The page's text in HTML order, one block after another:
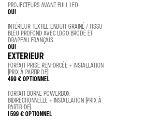
PROJECTEURS AVANT FULL LED
OUI
INTÉRIEUR TEXTILE ENDUIT GRAINÉ / TISSU
BLEU PROFOND AVEC LOGO BRODÉ ET
DRAPEAU FRANÇAIS
OUI
EXTERIEUR
FORFAIT PRISE RENFORCÉE + INSTALLATION
(PRIX À PARTIR DE)
499 €OPTIONNEL
FORFAIT BORNE POWERBOX
BIDIRECTIONNELLE + INSTALLATION (PRIX À
PARTIR DE)
1 599 €OPTIONNEL